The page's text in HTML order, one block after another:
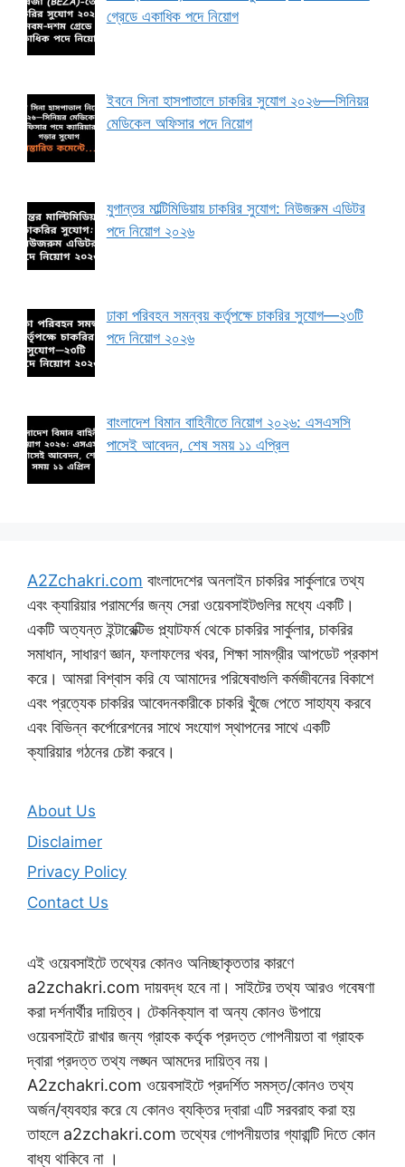
গ্রেডে একাধিক পদে নিয়োগ
ইবনে সিনা হাসপাতালে চাকরির সুযোগ ২০২৬—সিনিয়র
মেডিকেল অফিসার পদে নিয়োগ
যুগান্তর মাল্টিমিডিয়ায় চাকরির সুযোগ: নিউজরুম এডিটর
পদে নিয়োগ ২০২৬
ঢাকা পরিবহন সমন্বয় কর্তৃপক্ষে চাকরির সুযোগ—২৩টি
পদে নিয়োগ ২০২৬
বাংলাদেশ বিমান বাহিনীতে নিয়োগ ২০২৬: এসএসসি
পাসেই আবেদন, শেষ সময় ১১ এপ্রিল
A2Zchakri.com বাংলাদেশের অনলাইন চাকরির সার্কুলারে তথ্য
এবং ক্যারিয়ার পরামর্শের জন্য সেরা ওয়েবসাইটগুলির মধ্যে একটি।
একটি অত্যন্ত ইন্টারেক্টিভ প্ল্যাটফর্ম থেকে চাকরির সার্কুলার, চাকরির
সমাধান, সাধারণ জ্ঞান, ফলাফলের খবর, শিক্ষা সামগ্রীর আপডেট প্রকাশ
করে। আমরা বিশ্বাস করি যে আমাদের পরিষেবাগুলি কর্মজীবনের বিকাশে
এবং প্রত্যেক চাকরির আবেদনকারীকে চাকরি খুঁজে পেতে সাহায্য করবে
এবং বিভিন্ন কর্পোরেশনের সাথে সংযোগ স্থাপনের সাথে একটি
ক্যারিয়ার গঠনের চেষ্টা করবে।
About Us
Disclaimer
Privacy Policy
Contact Us
এই ওয়েবসাইটে তথ্যের কোনও অনিচ্ছাকৃততার কারণে
a2zchakri.com দায়বদ্ধ হবে না। সাইটের তথ্য আরও গবেষণা
করা দর্শনার্থীর দায়িত্ব। টেকনিক্যাল বা অন্য কোনও উপায়ে
ওয়েবসাইটে রাখার জন্য গ্রাহক কর্তৃক প্রদত্ত গোপনীয়তা বা গ্রাহক
দ্বারা প্রদত্ত তথ্য লঙ্ঘন আমদের দায়িত্ব নয়।
A2zchakri.com ওয়েবসাইটে প্রদর্শিত সমস্ত/কোনও তথ্য
অর্জন/ব্যবহার করে যে কোনও ব্যক্তির দ্বারা এটি সরবরাহ করা হয়
তাহলে a2zchakri.com তথ্যের গোপনীয়তার গ্যারান্টি দিতে কোন
বাধ্য থাকিবে না ।